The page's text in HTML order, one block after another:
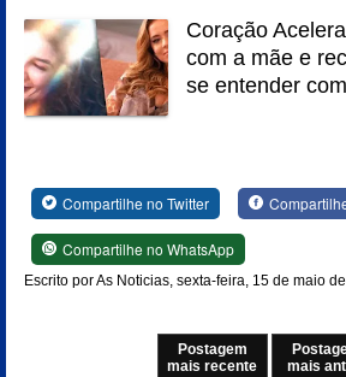
Coração
com a mãe e
se entender
Compartilhe no Twitter
Compartilhe no WhatsApp
Escrito por As Noticias, sexta-feira, 15 de maio
Postagem
mais recente
mais